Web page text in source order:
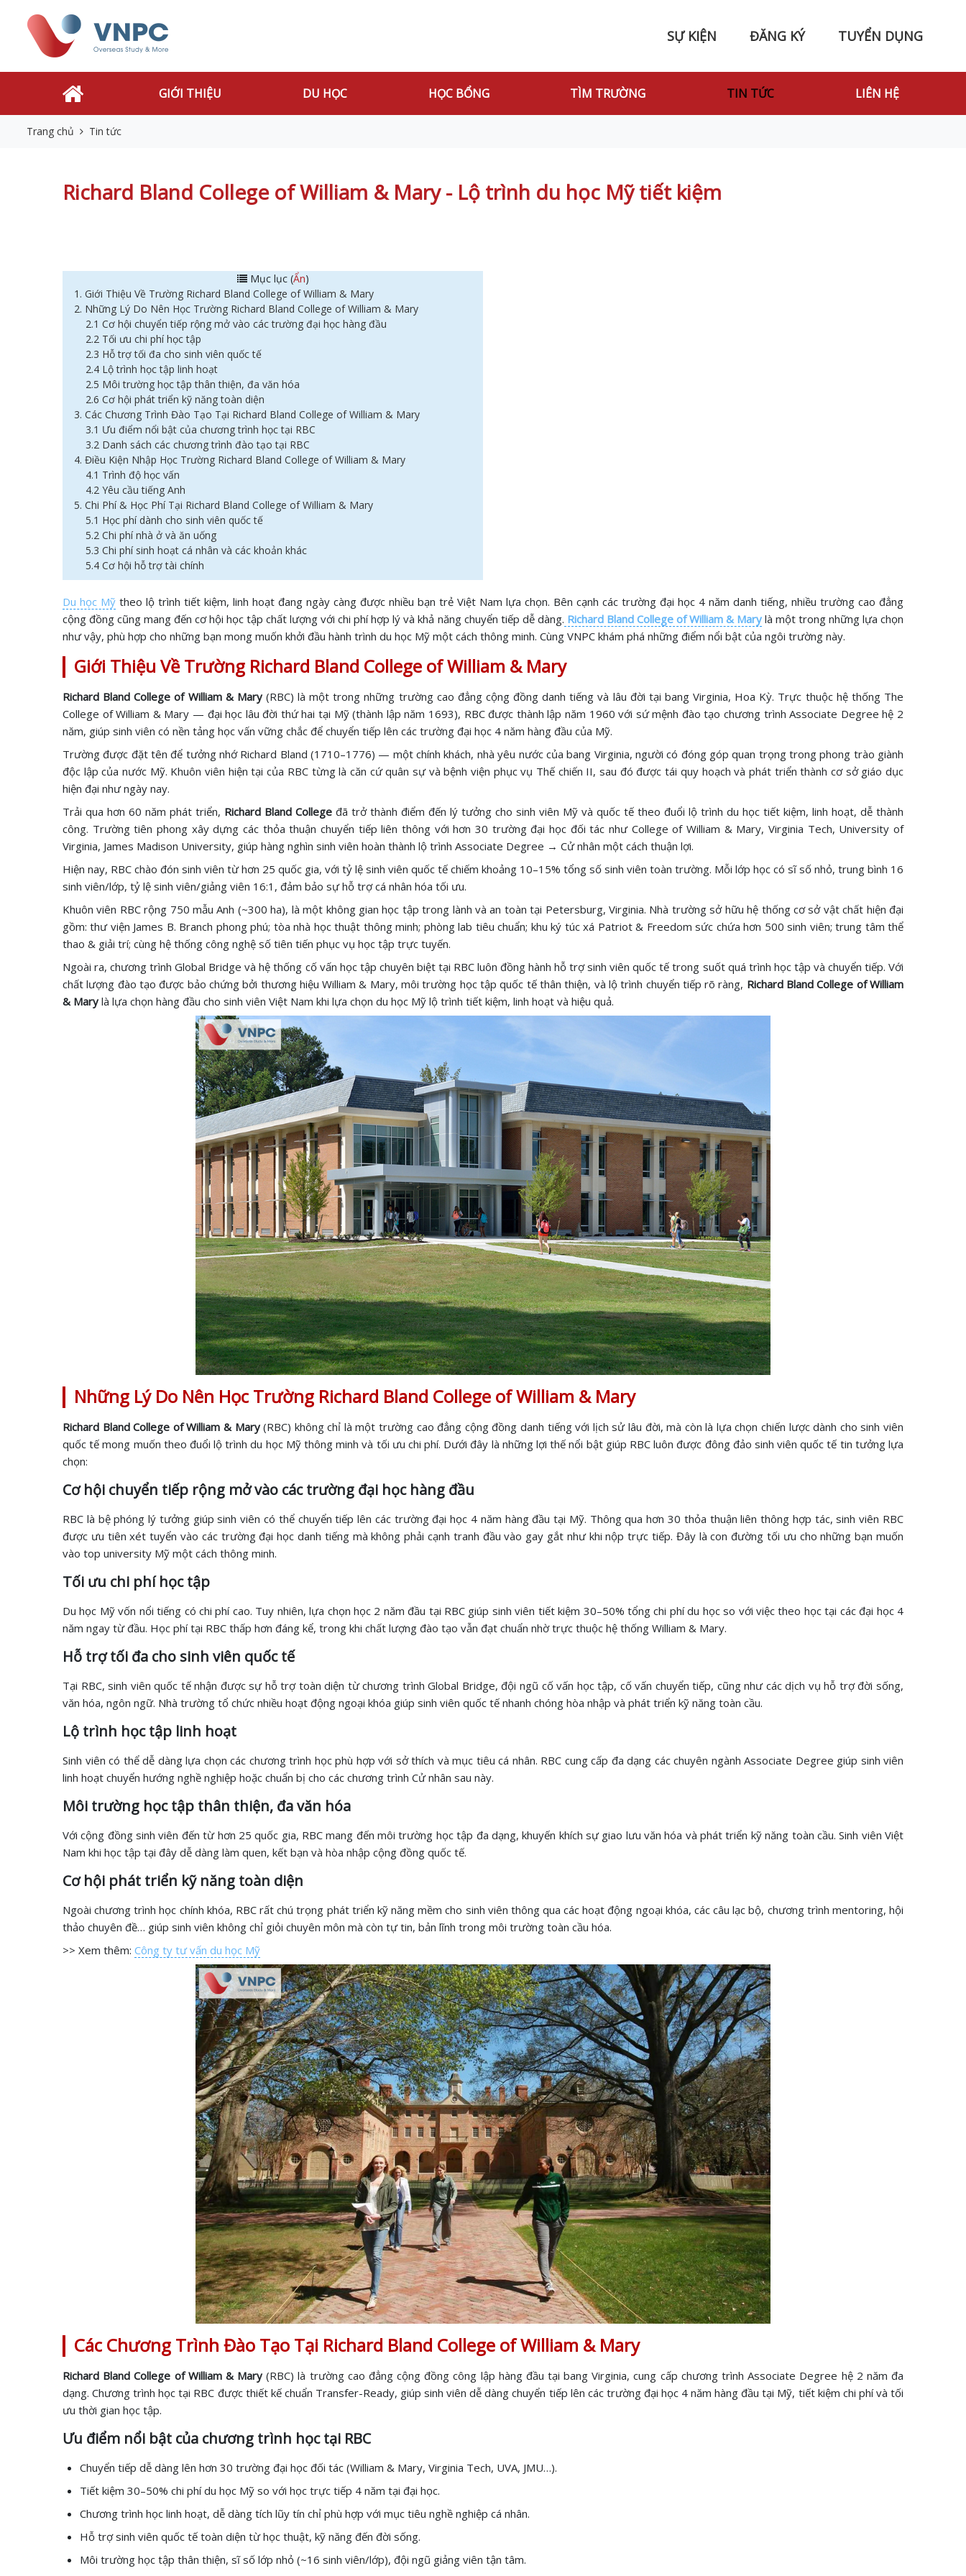
SỰ KIỆN ĐĂNG KÝ TUYỂN DỤNG
GIỚI THIỆU DU HỌC HỌC BỔNG TÌM TRƯỜNG TIN TỨC LIÊN HỆ
Trang chủ Tin tức
Richard Bland College of William & Mary - Lộ trình du học Mỹ tiết kiệm
Mục lục (Ẩn)
1. Giới Thiệu Về Trường Richard Bland College of William & Mary
2. Những Lý Do Nên Học Trường Richard Bland College of William & Mary
2.1 Cơ hội chuyển tiếp rộng mở vào các trường đại học hàng đầu
2.2 Tối ưu chi phí học tập
2.3 Hỗ trợ tối đa cho sinh viên quốc tế
2.4 Lộ trình học tập linh hoạt
2.5 Môi trường học tập thân thiện, đa văn hóa
2.6 Cơ hội phát triển kỹ năng toàn diện
3. Các Chương Trình Đào Tạo Tại Richard Bland College of William & Mary
3.1 Ưu điểm nổi bật của chương trình học tại RBC
3.2 Danh sách các chương trình đào tạo tại RBC
4. Điều Kiện Nhập Học Trường Richard Bland College of William & Mary
4.1 Trình độ học vấn
4.2 Yêu cầu tiếng Anh
5. Chi Phí & Học Phí Tại Richard Bland College of William & Mary
5.1 Học phí dành cho sinh viên quốc tế
5.2 Chi phí nhà ở và ăn uống
5.3 Chi phí sinh hoạt cá nhân và các khoản khác
5.4 Cơ hội hỗ trợ tài chính
Du học Mỹ theo lộ trình tiết kiệm, linh hoạt đang ngày càng được nhiều bạn trẻ Việt Nam lựa chọn. Bên cạnh các trường đại học 4 năm danh tiếng, nhiều trường cao đẳng
cộng đồng cũng mang đến cơ hội học tập chất lượng với chi phí hợp lý và khả năng chuyển tiếp dễ dàng. Richard Bland College of William & Marylà một trong những lựa chọn
như vậy, phù hợp cho những bạn mong muốn khởi đầu hành trình du học Mỹ một cách thông minh. Cùng VNPC khám phá những điểm nổi bật của ngôi trường này.
Giới Thiệu Về Trường Richard Bland College of William & Mary
Richard Bland College of William & Mary (RBC) là một trong những trường cao đẳng cộng đồng danh tiếng và lâu đời tại bang Virginia, Hoa Kỳ. Trực thuộc hệ thống The
College of William & Mary — đại học lâu đời thứ hai tại Mỹ (thành lập năm 1693), RBC được thành lập năm 1960 với sứ mệnh đào tạo chương trình Associate Degree hệ 2
năm, giúp sinh viên có nền tảng học vấn vững chắc để chuyển tiếp lên các trường đại học 4 năm hàng đầu của Mỹ.
Trường được đặt tên để tưởng nhớ Richard Bland (1710–1776) — một chính khách, nhà yêu nước của bang Virginia, người có đóng góp quan trọng trong phong trào giành
độc lập của nước Mỹ. Khuôn viên hiện tại của RBC từng là căn cứ quân sự và bệnh viện phục vụ Thế chiến II, sau đó được tái quy hoạch và phát triển thành cơ sở giáo dục
hiện đại như ngày nay.
Trải qua hơn 60 năm phát triển, Richard Bland College đã trở thành điểm đến lý tưởng cho sinh viên Mỹ và quốc tế theo đuổi lộ trình du học tiết kiệm, linh hoạt, dễ thành
công. Trường tiên phong xây dựng các thỏa thuận chuyển tiếp liên thông với hơn 30 trường đại học đối tác như College of William & Mary, Virginia Tech, University of
Virginia, James Madison University, giúp hàng nghìn sinh viên hoàn thành lộ trình Associate Degree → Cử nhân một cách thuận lợi.
Hiện nay, RBC chào đón sinh viên từ hơn 25 quốc gia, với tỷ lệ sinh viên quốc tế chiếm khoảng 10–15% tổng số sinh viên toàn trường. Mỗi lớp học có sĩ số nhỏ, trung bình 16
sinh viên/lớp, tỷ lệ sinh viên/giảng viên 16:1, đảm bảo sự hỗ trợ cá nhân hóa tối ưu.
Khuôn viên RBC rộng 750 mẫu Anh (~300 ha), là một không gian học tập trong lành và an toàn tại Petersburg, Virginia. Nhà trường sở hữu hệ thống cơ sở vật chất hiện đại
gồm: thư viện James B. Branch phong phú; tòa nhà học thuật thông minh; phòng lab tiêu chuẩn; khu ký túc xá Patriot & Freedom sức chứa hơn 500 sinh viên; trung tâm thể
thao & giải trí; cùng hệ thống công nghệ số tiên tiến phục vụ học tập trực tuyến.
Ngoài ra, chương trình Global Bridge và hệ thống cố vấn học tập chuyên biệt tại RBC luôn đồng hành hỗ trợ sinh viên quốc tế trong suốt quá trình học tập và chuyển tiếp. Với
chất lượng đào tạo được bảo chứng bởi thương hiệu William & Mary, môi trường học tập quốc tế thân thiện, và lộ trình chuyển tiếp rõ ràng, Richard Bland College of William
& Mary là lựa chọn hàng đầu cho sinh viên Việt Nam khi lựa chọn du học Mỹ lộ trình tiết kiệm, linh hoạt và hiệu quả.
Những Lý Do Nên Học Trường Richard Bland College of William & Mary
Richard Bland College of William & Mary(RBC) không chỉ là một trường cao đẳng cộng đồng danh tiếng với lịch sử lâu đời, mà còn là lựa chọn chiến lược dành cho sinh viên
quốc tế mong muốn theo đuổi lộ trình du học Mỹ thông minh và tối ưu chi phí. Dưới đây là những lợi thế nổi bật giúp RBC luôn được đông đảo sinh viên quốc tế tin tưởng lựa
chọn:
Cơ hội chuyển tiếp rộng mở vào các trường đại học hàng đầu
RBC là bệ phóng lý tưởng giúp sinh viên có thể chuyển tiếp lên các trường đại học 4 năm hàng đầu tại Mỹ. Thông qua hơn 30 thỏa thuận liên thông hợp tác, sinh viên RBC
được ưu tiên xét tuyển vào các trường đại học danh tiếng mà không phải cạnh tranh đầu vào gay gắt như khi nộp trực tiếp. Đây là con đường tối ưu cho những bạn muốn
vào top university Mỹ một cách thông minh.
Tối ưu chi phí học tập
Du học Mỹ vốn nổi tiếng có chi phí cao. Tuy nhiên, lựa chọn học 2 năm đầu tại RBC giúp sinh viên tiết kiệm 30–50% tổng chi phí du học so với việc theo học tại các đại học 4
năm ngay từ đầu. Học phí tại RBC thấp hơn đáng kể, trong khi chất lượng đào tạo vẫn đạt chuẩn nhờ trực thuộc hệ thống William & Mary.
Hỗ trợ tối đa cho sinh viên quốc tế
Tại RBC, sinh viên quốc tế nhận được sự hỗ trợ toàn diện từ chương trình Global Bridge, đội ngũ cố vấn học tập, cố vấn chuyển tiếp, cũng như các dịch vụ hỗ trợ đời sống,
văn hóa, ngôn ngữ. Nhà trường tổ chức nhiều hoạt động ngoại khóa giúp sinh viên quốc tế nhanh chóng hòa nhập và phát triển kỹ năng toàn cầu.
Lộ trình học tập linh hoạt
Sinh viên có thể dễ dàng lựa chọn các chương trình học phù hợp với sở thích và mục tiêu cá nhân. RBC cung cấp đa dạng các chuyên ngành Associate Degree giúp sinh viên
linh hoạt chuyển hướng nghề nghiệp hoặc chuẩn bị cho các chương trình Cử nhân sau này.
Môi trường học tập thân thiện, đa văn hóa
Với cộng đồng sinh viên đến từ hơn 25 quốc gia, RBC mang đến môi trường học tập đa dạng, khuyến khích sự giao lưu văn hóa và phát triển kỹ năng toàn cầu. Sinh viên Việt
Nam khi học tập tại đây dễ dàng làm quen, kết bạn và hòa nhập cộng đồng quốc tế.
Cơ hội phát triển kỹ năng toàn diện
Ngoài chương trình học chính khóa, RBC rất chú trọng phát triển kỹ năng mềm cho sinh viên thông qua các hoạt động ngoại khóa, các câu lạc bộ, chương trình mentoring, hội
thảo chuyên đề… giúp sinh viên không chỉ giỏi chuyên môn mà còn tự tin, bản lĩnh trong môi trường toàn cầu hóa.
>> Xem thêm: Công ty tư vấn du học Mỹ
Các Chương Trình Đào Tạo Tại Richard Bland College of William & Mary
Richard Bland College of William & Mary (RBC) là trường cao đẳng cộng đồng công lập hàng đầu tại bang Virginia, cung cấp chương trình Associate Degree hệ 2 năm đa
dạng. Chương trình học tại RBC được thiết kế chuẩn Transfer-Ready, giúp sinh viên dễ dàng chuyển tiếp lên các trường đại học 4 năm hàng đầu tại Mỹ, tiết kiệm chi phí và tối
ưu thời gian học tập.
Ưu điểm nổi bật của chương trình học tại RBC
Chuyển tiếp dễ dàng lên hơn 30 trường đại học đối tác (William & Mary, Virginia Tech, UVA, JMU…).
Tiết kiệm 30–50% chi phí du học Mỹ so với học trực tiếp 4 năm tại đại học.
Chương trình học linh hoạt, dễ dàng tích lũy tín chỉ phù hợp với mục tiêu nghề nghiệp cá nhân.
Hỗ trợ sinh viên quốc tế toàn diện từ học thuật, kỹ năng đến đời sống.
Môi trường học tập thân thiện, sĩ số lớp nhỏ (~16 sinh viên/lớp), đội ngũ giảng viên tận tâm.